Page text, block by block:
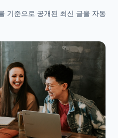
기준으로 공개된 최신 글을 자동